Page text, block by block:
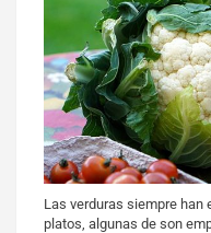
Las verduras siempre han
platos, algunas de son